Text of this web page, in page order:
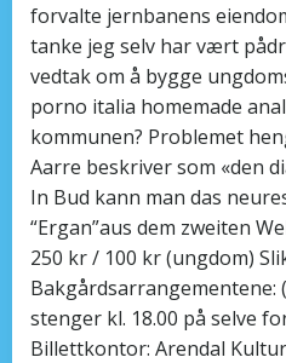
forvalte jernbanens
tanke jeg selv har vært
vedtak om å bygge
porno italia homemade
kommunen? Problemet
Aarre beskriver som «den
In Bud kann man das
“Ergan”aus dem zweiten
250 kr / 100 kr (ungdom)
stenger kl. 18.00 på selve
Billettkontor: Arendal